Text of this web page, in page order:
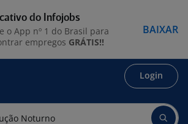
Login
do Infojobs
o App nº 1 do Brasil para
empregos GRÁTIS!!
BAIXAR